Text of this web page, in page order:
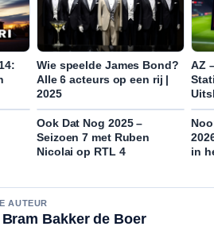
Wie speelde James Bond?
Alle 6 acteurs op een rij |
2025
AZ
Ook Dat Nog 2025 –
Seizoen 7 met Ruben
Nicolai op RTL 4
in
AUTEUR
Bram Bakker de Boer